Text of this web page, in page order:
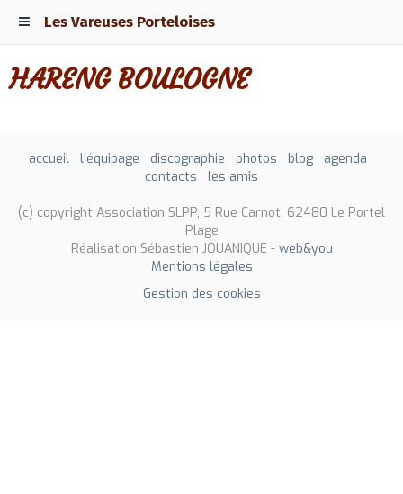
Les Vareuses Porteloises
HARENG BOULOGNE
accueil l'équipage discographie photos blog
agenda
contacts
les amis
(c) copyright Association SLPP, 5 Rue Carnot, 62480 Le Portel
Plage
Réalisation Sébastien JOUANIQUE - web&you
Mentions légales
Gestion des cookies